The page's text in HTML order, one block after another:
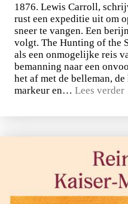
1876. Lewis Carroll,
rust een expeditie uit om
sneer te vangen. Een
volgt. The Hunting of the
als een onmogelijke reis
bemanning naar een
het af met de belleman,
markeur en… Lees verder